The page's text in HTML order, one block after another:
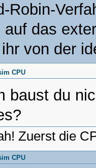
Robin-
auf das
ihr von der
CPU
baust du
Zuerst die
CPU